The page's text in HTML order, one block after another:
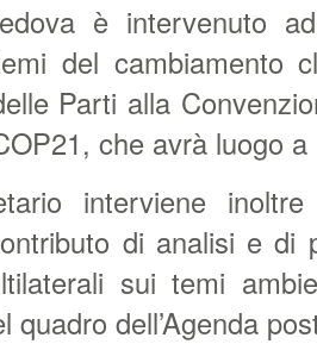
è intervenuto
del cambiamento
Parti alla
che avrà luogo
interviene
di analisi e di
sui temi
quadro dell’Agenda